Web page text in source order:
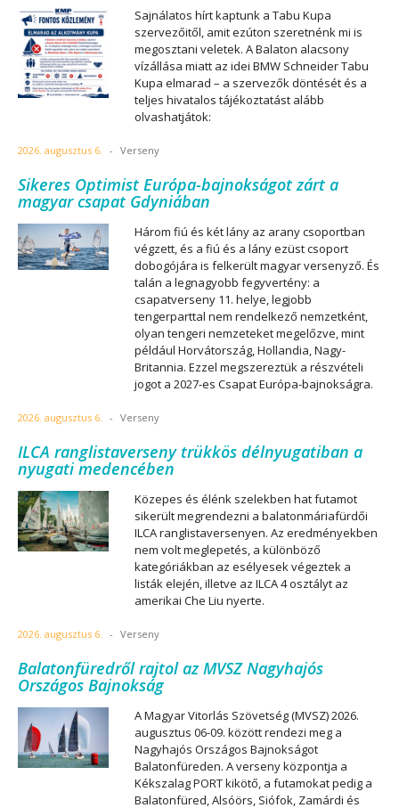
Sajnálatos hírt kaptunk a Tabu Kupa
szervezőitől, amit ezúton szeretnénk mi is
megosztani veletek. A Balaton alacsony
vízállása miatt az idei BMW Schneider Tabu
Kupa elmarad – a szervezők döntését és a
teljes hivatalos tájékoztatást alább
olvashatjátok:
2026. augusztus 6. - Verseny
Sikeres Optimist Európa-bajnokságot zárt a
magyar csapat Gdyniában
Három fiú és két lány az arany csoportban
végzett, és a fiú és a lány ezüst csoport
dobogójára is felkerült magyar versenyző. És
talán a legnagyobb fegyvertény: a
csapatverseny 11. helye, legjobb
tengerparttal nem rendelkező nemzetként,
olyan tengeri nemzeteket megelőzve, mint
például Horvátország, Hollandia, Nagy-
Britannia. Ezzel megszereztük a részvételi
jogot a 2027-es Csapat Európa-bajnokságra.
2026. augusztus 6. - Verseny
ILCA ranglistaverseny trükkös délnyugatiban a
nyugati medencében
Közepes és élénk szelekben hat futamot
sikerült megrendezni a balatonmáriafürdői
ILCA ranglistaversenyen. Az eredményekben
nem volt meglepetés, a különböző
kategóriákban az esélyesek végeztek a
listák elején, illetve az ILCA 4 osztályt az
amerikai Che Liu nyerte.
2026. augusztus 6. - Verseny
Balatonfüredről rajtol az MVSZ Nagyhajós
Országos Bajnokság
A Magyar Vitorlás Szövetség (MVSZ) 2026.
augusztus 06-09. között rendezi meg a
Nagyhajós Országos Bajnokságot
Balatonfüreden. A verseny központja a
Kékszalag PORT kikötő, a futamokat pedig a
Balatonfüred, Alsóörs, Siófok, Zamárdi és